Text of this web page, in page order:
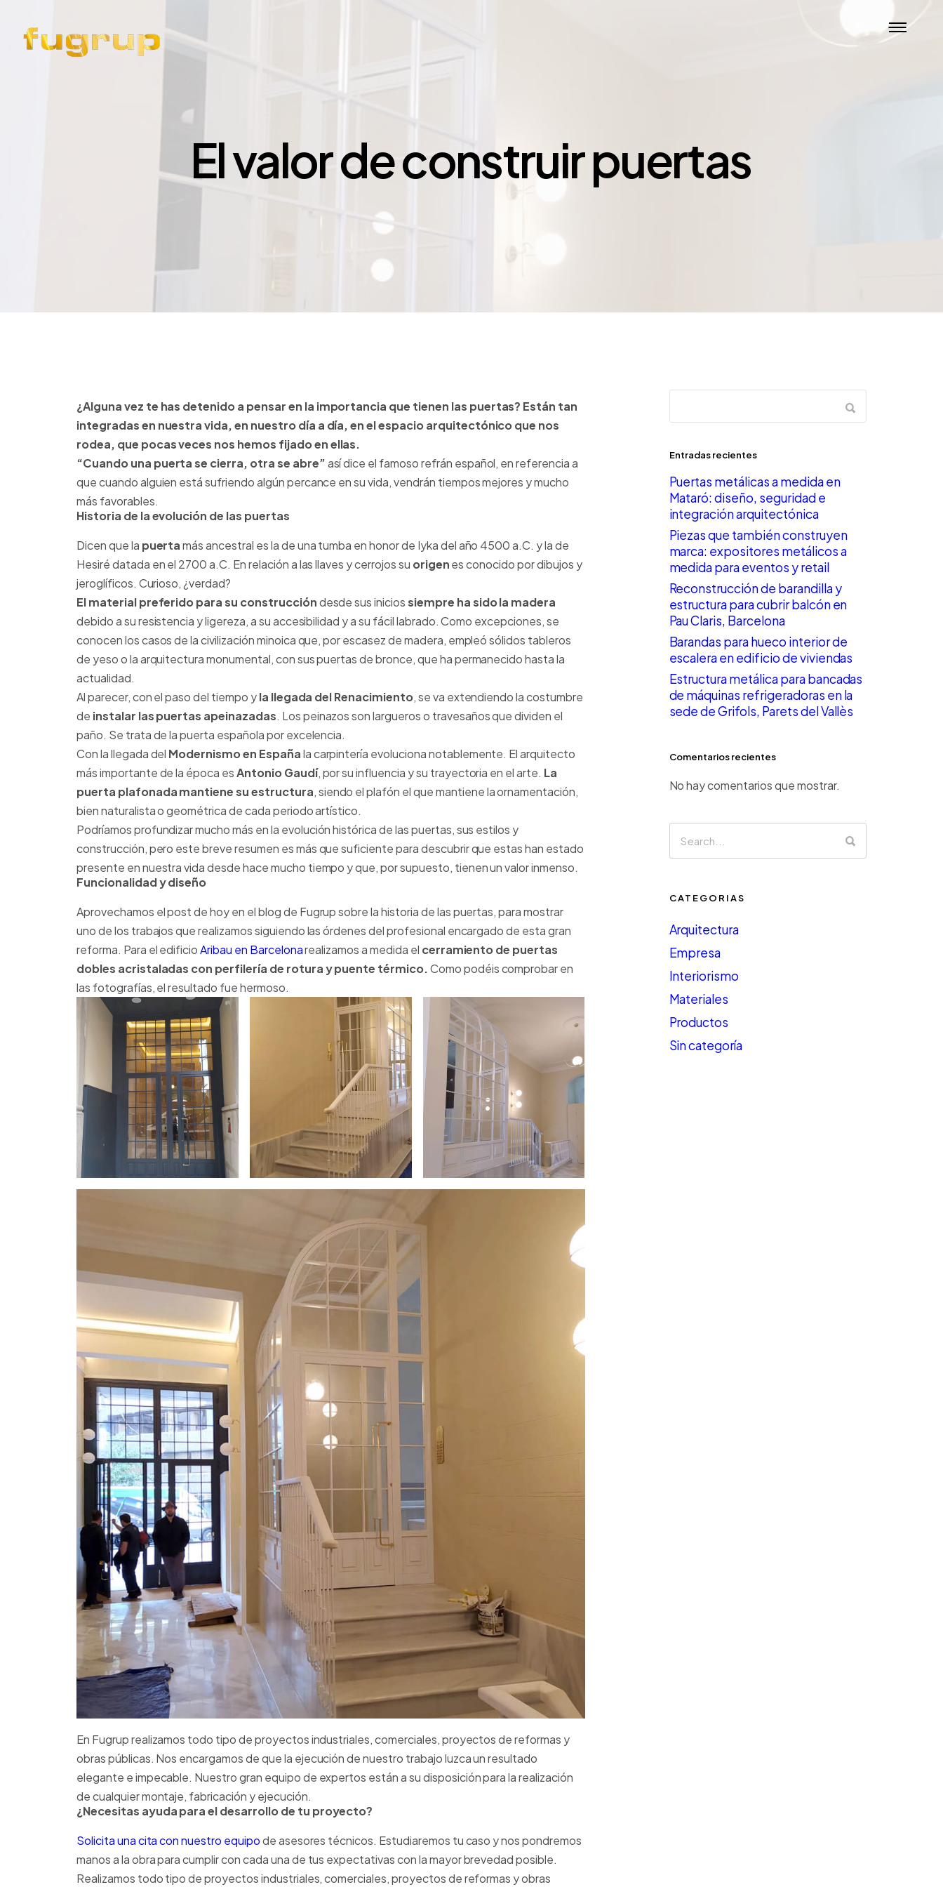
El valor de construir puertas
¿Alguna vez te has detenido a pensar en la importancia que tienen las puertas? Están tan
integradas en nuestra vida, en nuestro día a día, en el espacio arquitectónico que nos
rodea, que pocas veces nos hemos fijado en ellas.
“Cuando una puerta se cierra, otra se abre”así dice el famoso refrán español, en referencia a
que cuando alguien está sufriendo algún percance en su vida, vendrán tiempos mejores y mucho
más favorables.
Historia de la evolución de las puertas
Dicen que la puertamás ancestral es la de una tumba en honor de Iyka del año 4500 a.C. y la de
Hesiré datada en el 2700 a.C. En relación a las llaves y cerrojos su origenes conocido por dibujos y
jeroglíficos. Curioso, ¿verdad?
El material preferido para su construccióndesde sus iniciossiempre ha sido la madera
debido a su resistencia y ligereza, a su accesibilidad y a su fácil labrado. Como excepciones, se
conocen los casos de la civilización minoica que, por escasez de madera, empleó sólidos tableros
de yeso o la arquitectura monumental, con sus puertas de bronce, que ha permanecido hasta la
actualidad.
Al parecer, con el paso del tiempo yla llegada del Renacimiento, se va extendiendo la costumbre
de instalar las puertas apeinazadas. Los peinazos son largueros o travesaños que dividen el
paño. Se trata de la puerta española por excelencia.
Con la llegada del Modernismo en Españala carpintería evoluciona notablemente. El arquitecto
más importante de la época esAntonio Gaudí, por su influencia y su trayectoria en el arte. La
puerta plafonada mantiene su estructura, siendo el plafón el que mantiene la ornamentación,
bien naturalista o geométrica de cada periodo artístico.
Podríamos profundizar mucho más en la evolución histórica de las puertas, sus estilos y
construcción, pero este breve resumen es más que suficiente para descubrir que estas han estado
presente en nuestra vida desde hace mucho tiempo y que, por supuesto, tienen un valor inmenso.
Funcionalidad y diseño
Aprovechamos el post de hoy en el blog de Fugrup sobre la historia de las puertas, para mostrar
uno de los trabajos que realizamos siguiendo las órdenes del profesional encargado de esta gran
reforma. Para el edificioAribau en Barcelonarealizamos a medida el cerramiento de puertas
dobles acristaladas con perfilería de rotura y puente térmico.Como podéis comprobar en
las fotografías, el resultado fue hermoso.
En Fugrup realizamos todo tipo de proyectos industriales, comerciales, proyectos de reformas y
obras públicas. Nos encargamos de que la ejecución de nuestro trabajo luzca un resultado
elegante e impecable. Nuestro gran equipo de expertos están a su disposición para la realización
de cualquier montaje, fabricación y ejecución.
¿Necesitas ayuda para el desarrollo de tu proyecto?
Solicita una cita con nuestro equipode asesores técnicos. Estudiaremos tu caso y nos pondremos
manos a la obra para cumplir con cada una de tus expectativas con la mayor brevedad posible.
Realizamos todo tipo de proyectos industriales, comerciales, proyectos de reformas y obras
Entradas recientes
Puertas metálicas a medida en
Mataró: diseño, seguridad e
integración arquitectónica
Piezas que también construyen
marca: expositores metálicos a
medida para eventos y retail
Reconstrucción de barandilla y
estructura para cubrir balcón en
Pau Claris, Barcelona
Barandas para hueco interior de
escalera en edificio de viviendas
Estructura metálica para bancadas
de máquinas refrigeradoras en la
sede de Grifols, Parets del Vallès
Comentarios recientes
No hay comentarios que mostrar.
CATEGORIAS
Arquitectura
Empresa
Interiorismo
Materiales
Productos
Sin categoría